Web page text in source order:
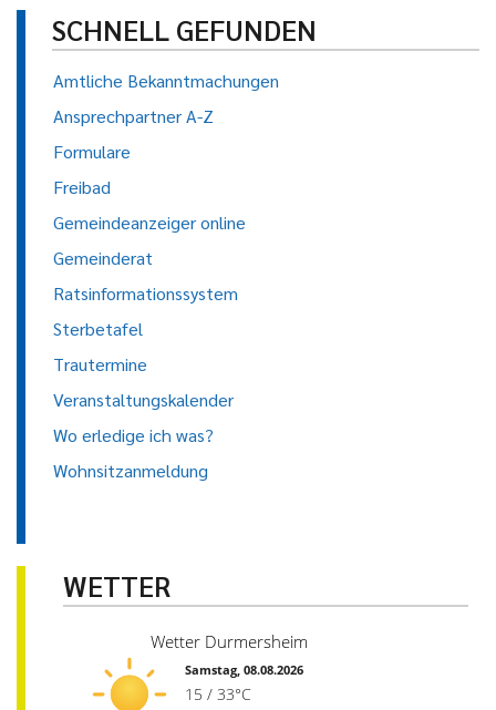
SCHNELL GEFUNDEN
Amtliche Bekanntmachungen
Ansprechpartner A-Z
Formulare
Freibad
Gemeindeanzeiger online
Gemeinderat
Ratsinformationssystem
Sterbetafel
Trautermine
Veranstaltungskalender
Wo erledige ich was?
Wohnsitzanmeldung
WETTER
Wetter Durmersheim
Samstag, 08.08.2026
15 / 33°C